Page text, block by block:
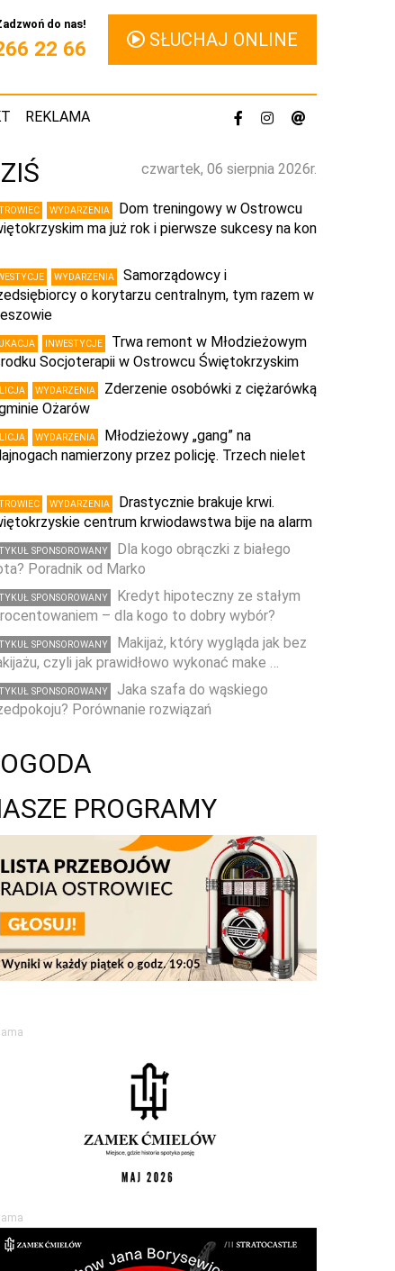
do nas!
22 66 SŁUCHAJ ONLINE
REKLAMA
czwartek, 06 sierpnia 2026r.
WYDARZENIA
Dom treningowy w Ostrowcu
ma już rok i pierwsze sukcesy na kon
WYDARZENIA
Samorządowcy i
o korytarzu centralnym, tym razem w
INWESTYCJE
Trwa remont w Młodzieżowym
Socjoterapii w Ostrowcu Świętokrzyskim
WYDARZENIA
Zderzenie osobówki z ciężarówką
Ożarów
WYDARZENIA
Młodzieżowy „gang” na
namierzony przez policję. Trzech nielet
WYDARZENIA
Drastycznie brakuje krwi.
centrum krwiodawstwa bije na alarm
SPONSOROWANY
Dla kogo obrączki z białego
Poradnik od Marko
SPONSOROWANY
Kredyt hipoteczny ze stałym
– dla kogo to dobry wybór?
SPONSOROWANY
Makijaż, który wygląda jak bez
czyli jak prawidłowo wykonać make …
SPONSOROWANY
Jaka szafa do wąskiego
Porównanie rozwiązań
PROGRAMY